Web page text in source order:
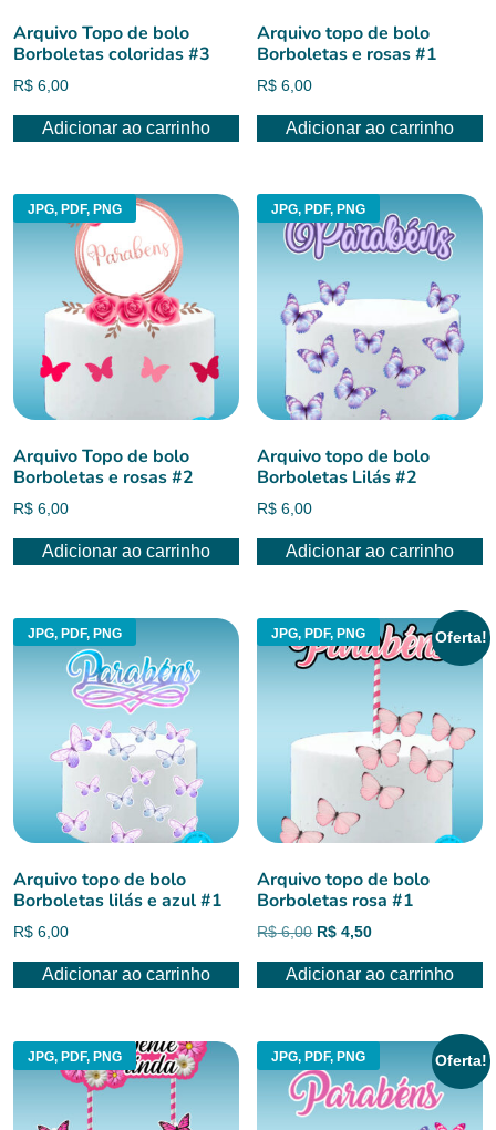
Arquivo Topo de bolo
Borboletas coloridas #3
R$ 6,00
Adicionar ao carrinho
Arquivo topo de bolo
Borboletas e rosas #1
R$ 6,00
Adicionar ao carrinho
JPG, PDF, PNG
Arquivo Topo de bolo
Borboletas e rosas #2
R$ 6,00
Adicionar ao carrinho
JPG, PDF, PNG
Arquivo topo de bolo
Borboletas Lilás #2
R$ 6,00
Adicionar ao carrinho
JPG, PDF, PNG
Arquivo topo de bolo
Borboletas lilás e azul #1
R$ 6,00
Adicionar ao carrinho
JPG, PDF, PNG Oferta!
Arquivo topo de bolo
Borboletas rosa #1
R$6,00 O
original
R$ 4,50O
atual
Adicionar ao carrinho
JPG, PDF, PNG JPG, PDF, PNG Oferta!